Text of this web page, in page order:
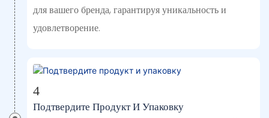
для вашего бренда, гарантируя уникальность и
удовлетворение.
4
Подтвердите Продукт И Упаковку